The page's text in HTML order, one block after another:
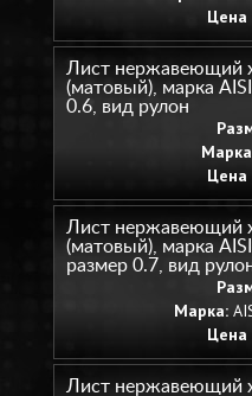
Цена
Лист нержавеющий
(матовый), марка
0.6, вид рулон
Цена
Лист нержавеющий
(матовый), марка
размер 0.7, вид
Марка:
Цена
Лист нержавеющий